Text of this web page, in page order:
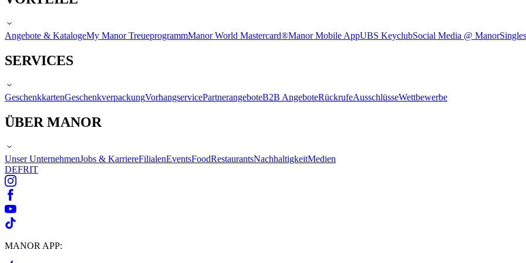
Angebote & KatalogeMy Manor TreueprogrammManor World Mastercard®Manor Mobile AppUBS KeyclubSocial Media @ Manor
SERVICES
GeschenkkartenGeschenkverpackungVorhangservicePartnerangeboteB2B AngeboteRückrufeAusschlüsseWettbewerbe
ÜBER MANOR
Unser UnternehmenJobs & KarriereFilialenEventsFoodRestaurantsNachhaltigkeitMedien
DEFRIT
MANOR APP: